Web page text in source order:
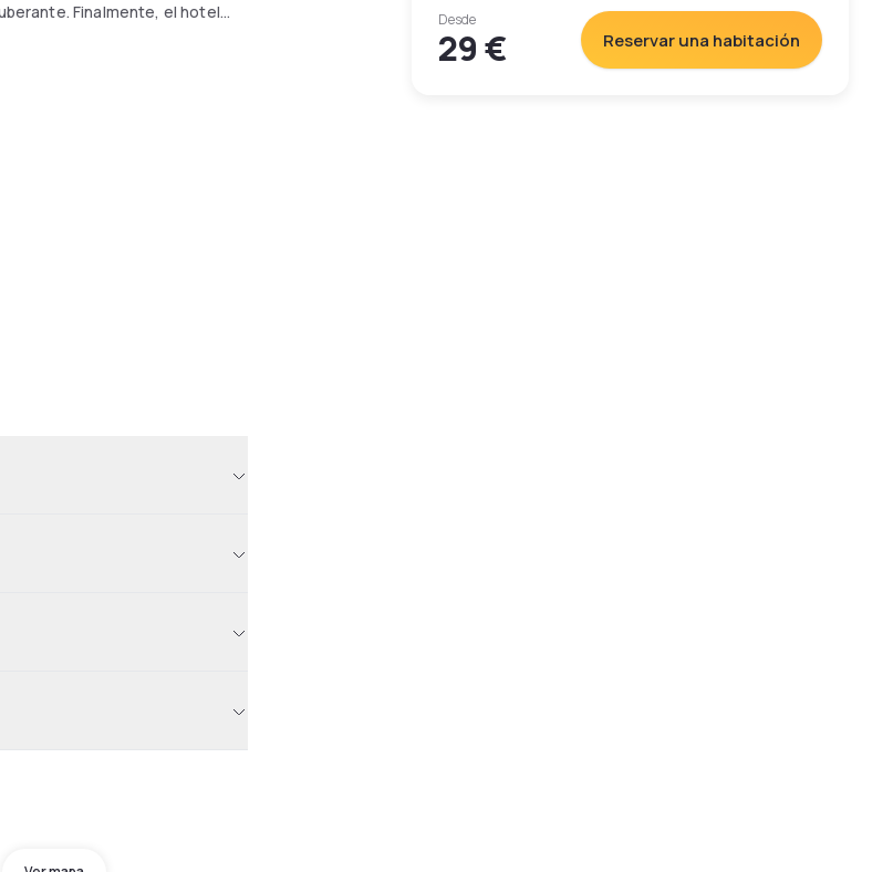
Finalmente, el hotel
previa.
Desde
29 € Reservar una habitación